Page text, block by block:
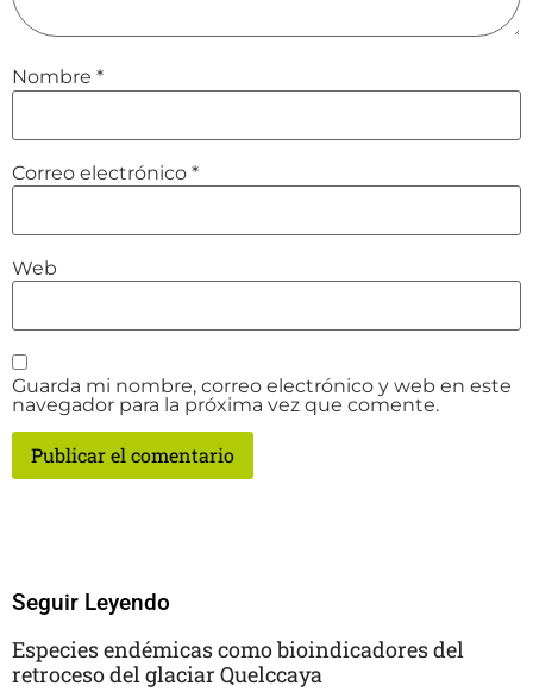
Nombre *
Correo electrónico *
Web
Guarda mi nombre, correo electrónico y web en este
navegador para la próxima vez que comente.
Seguir Leyendo
Especies endémicas como bioindicadores del
retroceso del glaciar Quelccaya